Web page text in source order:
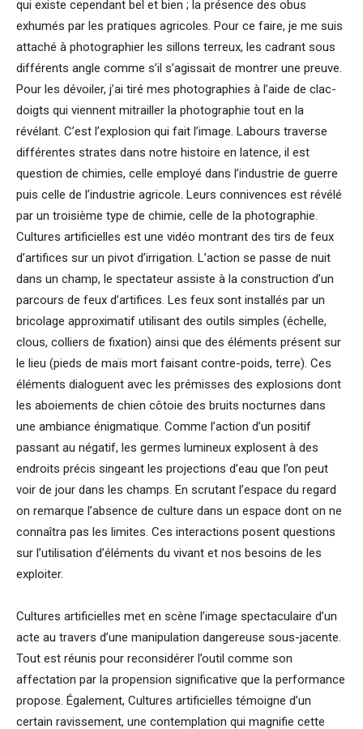
qui existe cependant bel et bien ; la présence des obus
exhumés par les pratiques agricoles. Pour ce faire, je me suis
attaché à photographier les sillons terreux, les cadrant sous
différents angle comme s’il s’agissait de montrer une preuve.
Pour les dévoiler, j’ai tiré mes photographies à l’aide de clac-
doigts qui viennent mitrailler la photographie tout en la
révélant. C’est l’explosion qui fait l’image. Labours traverse
différentes strates dans notre histoire en latence, il est
question de chimies, celle employé dans l’industrie de guerre
puis celle de l’industrie agricole. Leurs connivences est révélé
par un troisième type de chimie, celle de la photographie.
Cultures artificielles est une vidéo montrant des tirs de feux
d’artifices sur un pivot d’irrigation. L’action se passe de nuit
dans un champ, le spectateur assiste à la construction d’un
parcours de feux d’artifices. Les feux sont installés par un
bricolage approximatif utilisant des outils simples (échelle,
clous, colliers de fixation) ainsi que des éléments présent sur
le lieu (pieds de maïs mort faisant contre-poids, terre). Ces
éléments dialoguent avec les prémisses des explosions dont
les aboiements de chien côtoie des bruits nocturnes dans
une ambiance énigmatique. Comme l’action d’un positif
passant au négatif, les germes lumineux explosent à des
endroits précis singeant les projections d’eau que l’on peut
voir de jour dans les champs. En scrutant l’espace du regard
on remarque l’absence de culture dans un espace dont on ne
connaîtra pas les limites. Ces interactions posent questions
sur l’utilisation d’éléments du vivant et nos besoins de les
exploiter.
Cultures artificielles met en scène l’image spectaculaire d’un
acte au travers d’une manipulation dangereuse sous-jacente.
Tout est réunis pour reconsidérer l’outil comme son
affectation par la propension significative que la performance
propose. Également, Cultures artificielles témoigne d’un
certain ravissement, une contemplation qui magnifie cette